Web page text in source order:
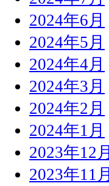
2024年6月
2024年5月
2024年4月
2024年3月
2024年2月
2024年1月
2023年12月
2023年11月